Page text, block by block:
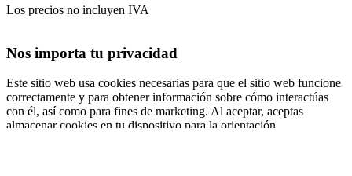
Los precios no incluyen IVA
Nos importa tu privacidad
Este sitio web usa cookies necesarias para que el sitio web funcione
correctamente y para obtener información sobre cómo interactúas
con él, así como para fines de marketing. Al aceptar, aceptas
almacenar cookies en tu dispositivo para la orientación,